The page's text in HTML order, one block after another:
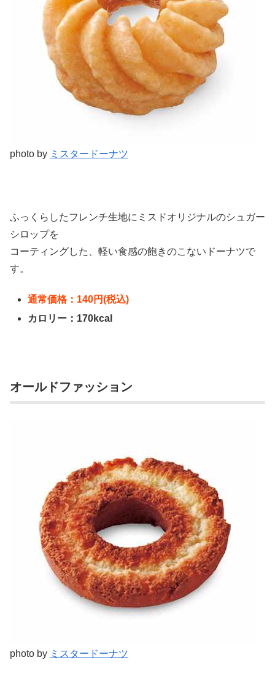
photo by ミスタードーナツ
ふっくらしたフレンチ生地にミスドオリジナルのシュガー
シロップを
コーティングした、軽い食感の飽きのこないドーナツで
す。
通常価格：140円(税込)
カロリー：170kcal
オールドファッション
photo by ミスタードーナツ